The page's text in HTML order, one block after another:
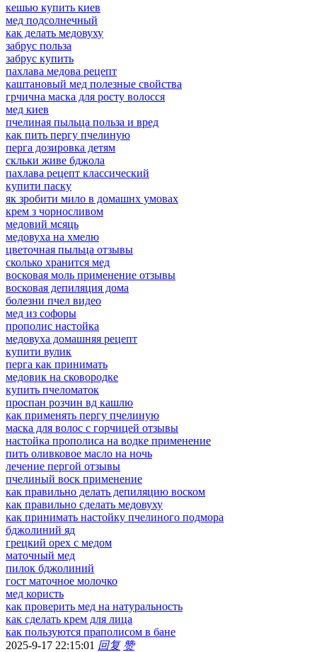
кешью купить киев
мед подсолнечный
как делать медовуху
забрус польза
забрус купить
пахлава медова рецепт
каштановый мед полезные свойства
грчична маска для росту волосся
мед киев
пчелиная пыльца польза и вред
как пить пергу пчелиную
перга дозировка детям
скльки живе бджола
пахлава рецепт классический
купити паску
як зробити мило в домашнх умовах
крем з чорносливом
медовий мсяць
медовуха на хмелю
цветочная пыльца отзывы
сколько хранится мед
восковая моль применение отзывы
восковая депиляция дома
болезни пчел видео
мед из софоры
прополис настойка
медовуха домашняя рецепт
купити вулик
перга как принимать
медовик на сковородке
купить пчеломаток
проспан розчин вд кашлю
как применять пергу пчелиную
маска для волос с горчицей отзывы
настойка прополиса на водке применение
пить оливковое масло на ночь
лечение пергой отзывы
пчелиный воск применение
как правильно делать депиляцию воском
как правильно сделать медовуху
как принимать настойку пчелиного подмора
бджолиний яд
грецкий орех с медом
маточный мед
пилок бджолиний
гост маточное молочко
мед користь
как проверить мед на натуральность
как сделать крем для лица
как пользуются праполисом в бане
2025-9-17 22:15:01 回复 赞